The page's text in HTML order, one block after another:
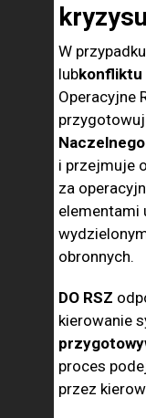
W
lubkonfliktu
Operacyjne
i przejmuje
za
elementami
obronnych.
DO RSZ
kierowanie
proces
przez